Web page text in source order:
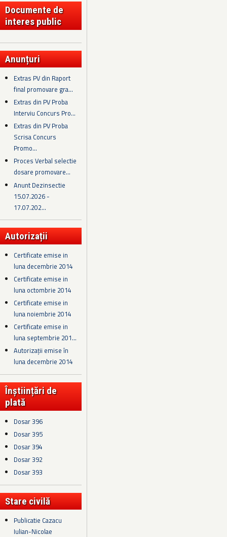
Documente de
interes public
Anunțuri
Extras PV din Raport
final promovare gra...
Extras din PV Proba
Interviu Concurs Pro...
Extras din PV Proba
Scrisa Concurs
Promo...
Proces Verbal selectie
dosare promovare...
Anunt Dezinsectie
15.07.2026 -
17.07.202...
Autorizații
Certificate emise in
luna decembrie 2014
Certificate emise in
luna octombrie 2014
Certificate emise in
luna noiembrie 2014
Certificate emise in
luna septembrie 201...
Autorizații emise în
luna decembrie 2014
Înștiințări de
plată
Dosar 396
Dosar 395
Dosar 394
Dosar 392
Dosar 393
Stare civilă
Publicatie Cazacu
Iulian-Nicolae